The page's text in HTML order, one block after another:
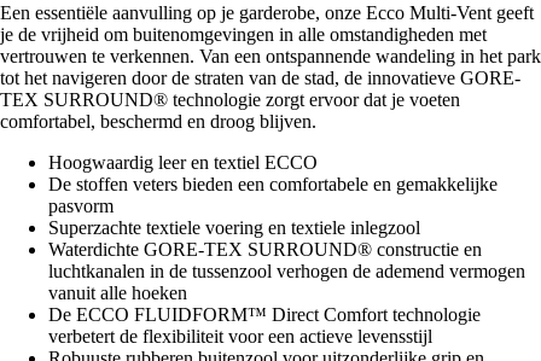
Een essentiële aanvulling op je garderobe, onze Ecco Multi-Vent geeft
je de vrijheid om buitenomgevingen in alle omstandigheden met
vertrouwen te verkennen. Van een ontspannende wandeling in het park
tot het navigeren door de straten van de stad, de innovatieve GORE-
TEX SURROUND® technologie zorgt ervoor dat je voeten
comfortabel, beschermd en droog blijven.
Hoogwaardig leer en textiel ECCO
De stoffen veters bieden een comfortabele en gemakkelijke
pasvorm
Superzachte textiele voering en textiele inlegzool
Waterdichte GORE-TEX SURROUND® constructie en
luchtkanalen in de tussenzool verhogen de ademend vermogen
vanuit alle hoeken
De ECCO FLUIDFORM™ Direct Comfort technologie
verbetert de flexibiliteit voor een actieve levensstijl